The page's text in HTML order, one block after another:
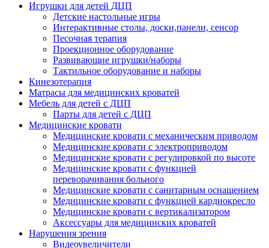
Игрушки для детей ДЦП
Детские настольные игры
Интерактивные столы, доски,панели, сенсор
Песочная терапия
Проекционное оборудование
Развивающие игрушки/наборы
Тактильное оборудование и наборы
Кинезотерапия
Матрасы для медицинских кроватей
Мебель для детей с ДЦП
Парты для детей с ДЦП
Медицинские кровати
Медицинские кровати с механическим приводом
Медицинские кровати с электроприводом
Медицинские кровати с регулировкой по высоте
Медицинские кровати с функцией
переворачивания больного
Медицинские кровати с санитарным оснащением
Медицинские кровати с функцией кардиокресло
Медицинские кровати с вертикализатором
Аксессуары для медицинских кроватей
Нарушения зрения
Видеоувеличители